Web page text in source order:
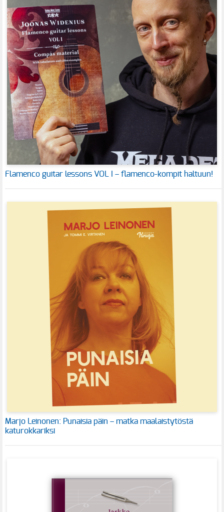
Flamenco guitar lessons VOL I – flamenco-kompit haltuun!
Marjo Leinonen: Punaisia päin – matka maalaistytöstä
katurokkariksi